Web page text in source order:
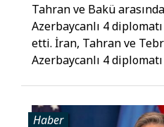
Tahran ve Bakü
Azerbaycanlı 4
etti. İran, Tahran ve
Azerbaycanlı 4
Haber